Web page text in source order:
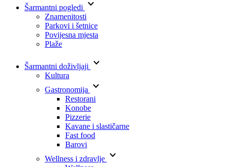
Šarmantni pogledi keyboard_arrow_down
Znamenitosti
Parkovi i šetnice
Povijesna mjesta
Plaže
Šarmantni doživljaji keyboard_arrow_down
Kultura
Gastronomija
keyboard_arrow_down
Restorani
Konobe
Pizzerie
Kavane i slastičarne
Fast food
Barovi
Wellness i zdravlje keyboard_arrow_down